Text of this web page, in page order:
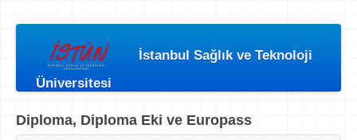
İstanbul Sağlık ve Teknoloji
Üniversitesi
Diploma, Diploma Eki ve Europass